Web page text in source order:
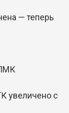
— теперь
увеличено с